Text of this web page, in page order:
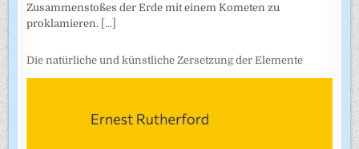
Zusammenstoßes der Erde mit einem Kometen zu
proklamieren. [...]
Die natürliche und künstliche Zersetzung der Elemente